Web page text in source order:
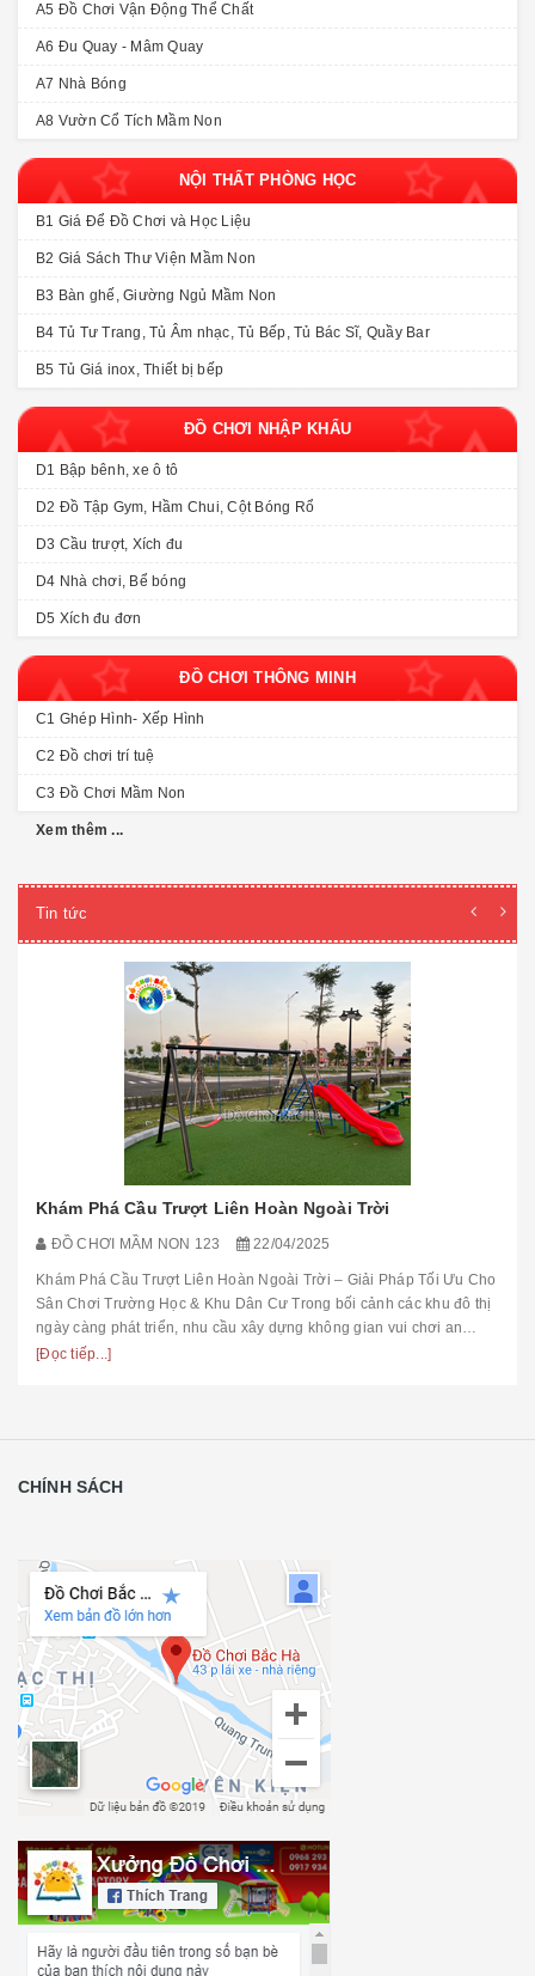
A5 Đồ Chơi Vận Động Thể Chất
A6 Đu Quay - Mâm Quay
A7 Nhà Bóng
A8 Vườn Cổ Tích Mầm Non
NỘI THẤT PHÒNG HỌC
B1 Giá Để Đồ Chơi và Học Liệu
B2 Giá Sách Thư Viện Mầm Non
B3 Bàn ghế, Giường Ngủ Mầm Non
B4 Tủ Tư Trang, Tủ Âm nhạc, Tủ Bếp, Tủ Bác Sĩ, Quầy Bar
B5 Tủ Giá inox, Thiết bị bếp
ĐỒ CHƠI NHẬP KHẨU
D1 Bập bênh, xe ô tô
D2 Đồ Tập Gym, Hầm Chui, Cột Bóng Rổ
D3 Cầu trượt, Xích đu
D4 Nhà chơi, Bể bóng
D5 Xích đu đơn
ĐỒ CHƠI THÔNG MINH
C1 Ghép Hình- Xếp Hình
C2 Đồ chơi trí tuệ
C3 Đồ Chơi Mầm Non
Xem thêm ...
Tin tức
Khám Phá Cầu Trượt Liên Hoàn Ngoài Trời
ĐỒ CHƠI MẦM NON 123 22/04/2025
Khám Phá Cầu Trượt Liên Hoàn Ngoài Trời – Giải Pháp Tối Ưu Cho
Sân Chơi Trường Học & Khu Dân Cư Trong bối cảnh các khu đô thị
ngày càng phát triển, nhu cầu xây dựng không gian vui chơi an
toàn,...
[Đọc tiếp...]
CHÍNH SÁCH